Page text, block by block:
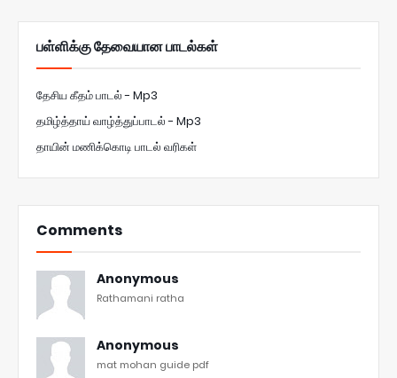
பள்ளிக்கு தேவையான பாடல்கள்
தேசிய கீதம் பாடல் - Mp3
தமிழ்த்தாய் வாழ்த்துப்பாடல் - Mp3
தாயின் மணிக்கொடி பாடல் வரிகள்
Comments
Anonymous
Rathamani ratha
Anonymous
mat mohan guide pdf